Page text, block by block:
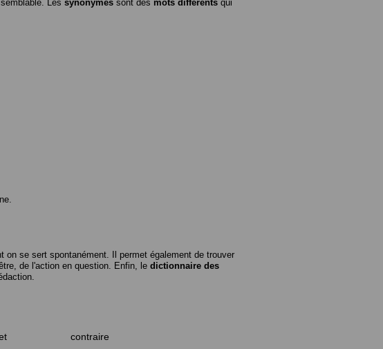
Les synonymes sont des mots différents qui
se sert spontanément. Il permet également de trouver
de l'action en question. Enfin, le dictionnaire des
contraire